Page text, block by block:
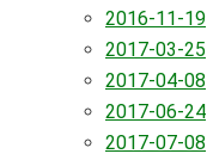
2016-11-19
2017-03-25
2017-04-08
2017-06-24
2017-07-08